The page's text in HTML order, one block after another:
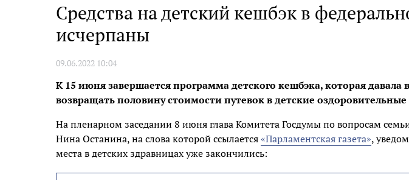
Средства на детский кешбэк в
исчерпаны
09.06.2022 10:04
К 15 июня завершается программа детского кешбэка, которая давала
возвращать половину стоимости путевок в детские оздоровительные
На пленарном заседании 8 июня глава Комитета Госдумы по вопросам
Нина Останина, на слова которой ссылается«Парламентская газета»,
места в детских здравницах уже закончились: